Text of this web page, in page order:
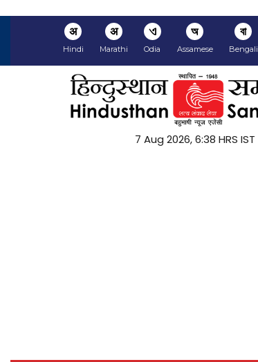
अ
Hindi
अ
Marathi
ଏ
Odia
অ
Assamese
বা
Bengali
7 Aug 2026, 6:38 HRS IST